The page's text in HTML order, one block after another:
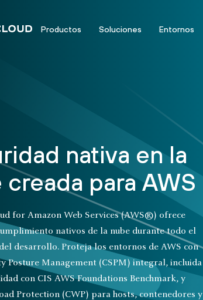
Productos Soluciones Entornos
nativa en la
creada para AWS
for Amazon Web Services (AWS®) ofrece
nativos de la nube durante todo el
desarrollo. Proteja los entornos de AWS con
Posture Management (CSPM) integral, incluida
con CIS AWS Foundations Benchmark, y
Protection (CWP) para hosts, contenedores y